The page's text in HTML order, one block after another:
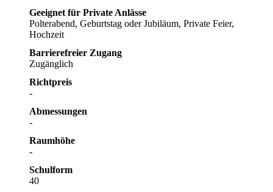
Geeignet für Private Anlässe
Polterabend, Geburtstag oder Jubiläum, Private Feier,
Hochzeit
Barrierefreier Zugang
Zugänglich
Richtpreis
-
Abmessungen
-
Raumhöhe
-
Schulform
40